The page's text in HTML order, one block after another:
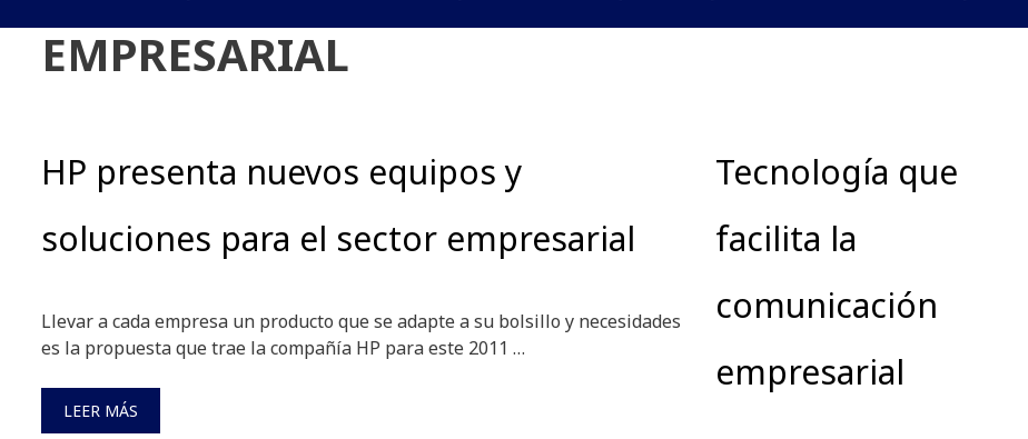
EMPRESARIAL
HP presenta nuevos equipos y
soluciones para el sector empresarial
Llevar a cada empresa un producto que se adapte a su bolsillo y necesidades
es la propuesta que trae la compañía HP para este 2011 …
LEER MÁS
Tecnología que
facilita la
comunicación
empresarial